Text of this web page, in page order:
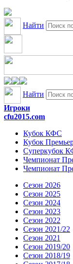
Найти
Найти
Игроки
cfu2015.com
Кубок КФС
Кубок
Суперкубок
Чемпионат
Чемпионат
Сезон 2026
Сезон 2025
Сезон 2024
Сезон 2023
Сезон 2022
Сезон 2021/22
Сезон 2021
Сезон 2019/20
Сезон 2018/19